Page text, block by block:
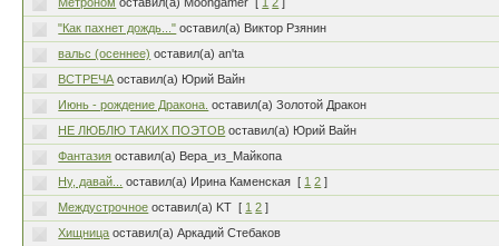
"Как пахнет дождь..." оставил(а) Виктор Рзянин
вальс (осеннее) оставил(а) an'ta
ВСТРЕЧА оставил(а) Юрий Вайн
Июнь - рождение Дракона. оставил(а) Золотой Дракон
НЕ ЛЮБЛЮ ТАКИХ ПОЭТОВ оставил(а) Юрий Вайн
Фантазия оставил(а) Вера_из_Майкопа
Ну, давай...
оставил(а) Ирина Каменская [ 1 2 ]
Междустрочное оставил(а) KT [ 1 2 ]
Хищница оставил(а) Аркадий Стебаков